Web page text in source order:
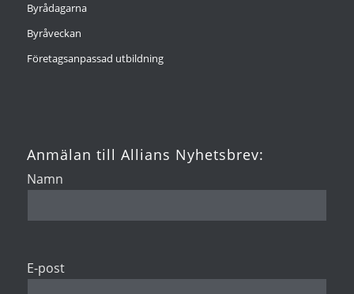
Byrådagarna
Byråveckan
Företagsanpassad utbildning
Anmälan till Allians Nyhetsbrev:
Namn
E-post